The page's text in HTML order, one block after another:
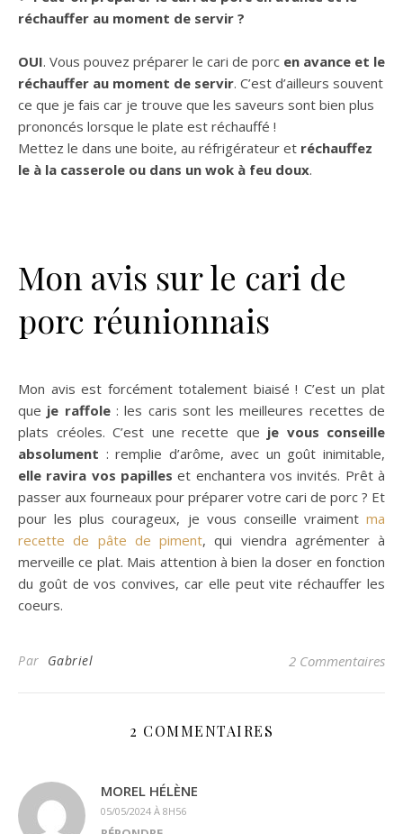
réchauffer au moment de servir ?
OUI. Vous pouvez préparer le cari de porc en avance et le
réchauffer au moment de servir. C’est d’ailleurs souvent
ce que je fais car je trouve que les saveurs sont bien plus
prononcés lorsque le plate est réchauffé !
Mettez le dans une boite, au réfrigérateur et réchauffez
le à la casserole ou dans un wok à feu doux.
Mon avis sur le cari de
porc réunionnais
Mon avis est forcément totalement biaisé ! C’est un plat
que je raffole: les caris sont les meilleures recettes de
plats créoles. C’est une recette que je vous conseille
absolument : remplie d’arôme, avec un goût inimitable,
elle ravira vos papilles et enchantera vos invités. Prêt à
passer aux fourneaux pour préparer votre cari de porc ? Et
pour les plus courageux, je vous conseille vraiment ma
recette de pâte de piment, qui viendra agrémenter à
merveille ce plat. Mais attention à bien la doser en fonction
du goût de vos convives, car elle peut vite réchauffer les
coeurs.
Par Gabriel 2 Commentaires
2 COMMENTAIRES
MOREL HÉLÈNE
05/05/2024 À 8H56